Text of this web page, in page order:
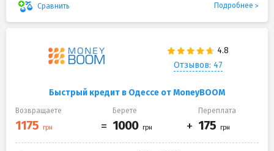
Сравнить Подробнее
Отзывов: 47
Быстрый кредит в Одессе от MoneyBOOM
Возвращаете Берете Переплата